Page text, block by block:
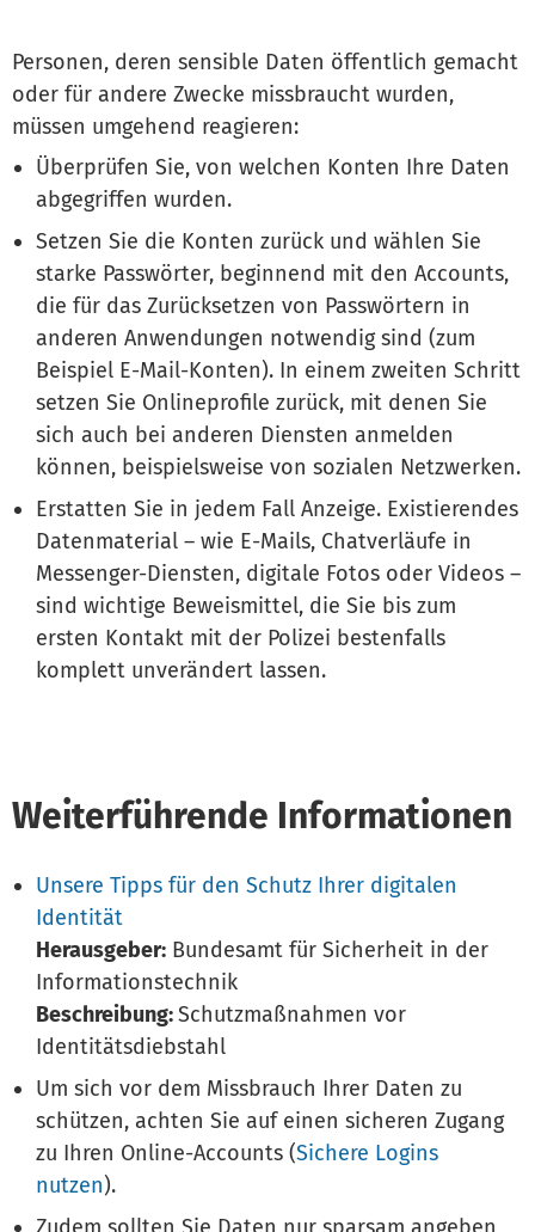
Personen, deren sensible Daten öffentlich gemacht
oder für andere Zwecke missbraucht wurden,
müssen umgehend reagieren:
Überprüfen Sie, von welchen Konten Ihre Daten
abgegriffen wurden.
Setzen Sie die Konten zurück und wählen Sie
starke Passwörter, beginnend mit den Accounts,
die für das Zurücksetzen von Passwörtern in
anderen Anwendungen notwendig sind (zum
Beispiel E-Mail-Konten). In einem zweiten Schritt
setzen Sie Onlineprofile zurück, mit denen Sie
sich auch bei anderen Diensten anmelden
können, beispielsweise von sozialen Netzwerken.
Erstatten Sie in jedem Fall Anzeige. Existierendes
Datenmaterial – wie E-Mails, Chatverläufe in
Messenger-Diensten, digitale Fotos oder Videos –
sind wichtige Beweismittel, die Sie bis zum
ersten Kontakt mit der Polizei bestenfalls
komplett unverändert lassen.
Weiterführende Informationen
Unsere Tipps für den Schutz Ihrer digitalen
Identität
Herausgeber: Bundesamt für Sicherheit in der
Informationstechnik
Beschreibung:Schutzmaßnahmen vor
Identitätsdiebstahl
Um sich vor dem Missbrauch Ihrer Daten zu
schützen, achten Sie auf einen sicheren Zugang
zu Ihren Online-Accounts (Sichere Logins
nutzen).